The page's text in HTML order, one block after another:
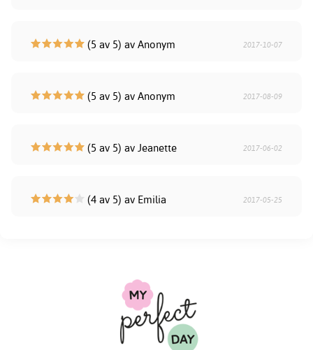
(5 av 5) av Anonym 2017-10-07
(5 av 5) av Anonym 2017-08-09
(5 av 5) av Jeanette 2017-06-02
(4 av 5) av Emilia 2017-05-25